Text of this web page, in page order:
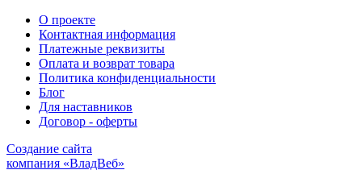
О проекте
Контактная информация
Платежные реквизиты
Оплата и возврат товара
Политика конфиденциальности
Блог
Для наставников
Договор - оферты
Создание сайта
компания «ВладВеб»